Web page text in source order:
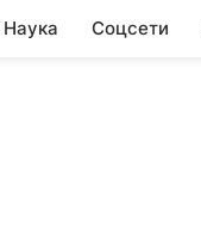
Наука Соцсети